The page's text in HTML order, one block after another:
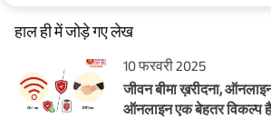
हाल ही में जोड़े गए लेख
10 फरवरी 2025
जीवन बीमा ख़रीदना,
ऑनलाइन एक बेहतर विकल्प